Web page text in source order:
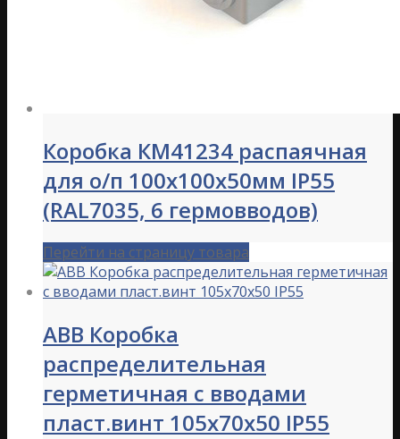
Коробка КМ41234 распаячная
для о/п 100х100х50мм IP55
(RAL7035, 6 гермовводов)
Перейти на страницу товара
ABB Коробка
распределительная
герметичная с вводами
пласт.винт 105х70х50 IP55